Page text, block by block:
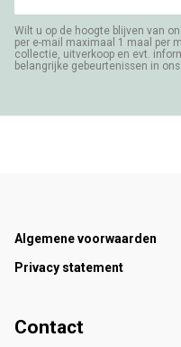
Wilt u op de hoogte blijven van
per e-mail maximaal 1 maal per
collectie, uitverkoop en evt.
belangrijke gebeurtenissen in ons
Footer
Algemene voorwaarden
Privacy statement
Contact